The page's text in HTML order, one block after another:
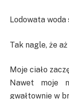
Lodowata woda
Tak nagle, że
Moje ciało
Nawet moje
gwałtownie w